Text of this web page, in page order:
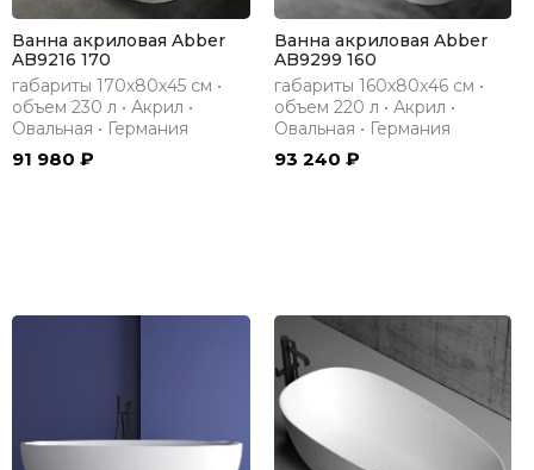
Ванна акриловая Abber
AB9216 170
габариты 170х80х45 см •
объем 230 л • Акрил •
Овальная • Германия
91 980 ₽
Ванна акриловая Abber
AB9299 160
габариты 160х80х46 см •
объем 220 л • Акрил •
Овальная • Германия
93 240 ₽